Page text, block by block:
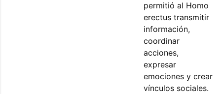
permitió al Homo
erectus transmitir
información,
coordinar
acciones,
expresar
emociones y crear
vínculos sociales.